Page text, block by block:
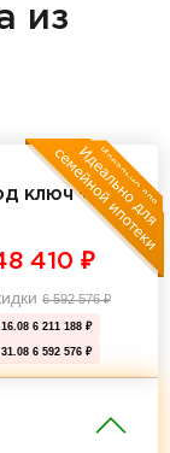
из
ключ 🌟
410 ₽
6 592 576₽
16.08 6 211 188 ₽
31.08 6 592 576 ₽